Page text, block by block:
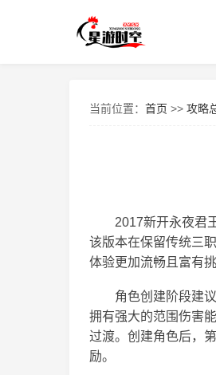
当前位置： 首页 >> 攻略
2017新开永夜君
该版本在保留传统三
体验更加流畅且富有
角色创建阶段建
拥有强大的范围伤害
过渡。创建角色后，
励。